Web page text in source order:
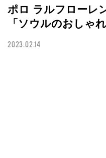
ポロ ラルフローレ
「ソウルのおしゃ
2023.02.14